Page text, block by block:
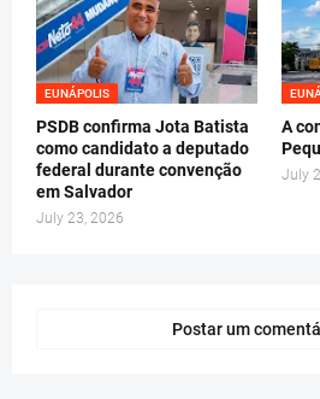
EUNÁPOLIS
PSDB confirma Jota Batista
como candidato a deputado
federal durante convenção
em Salvador
July 23, 2026
A
July
Postar um